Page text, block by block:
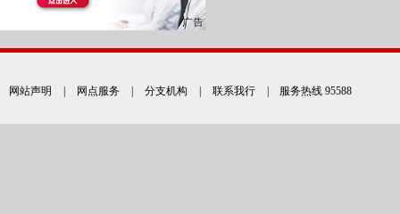
网站声明 网点服务 分支机构 联系我行 | 服务热线 95588